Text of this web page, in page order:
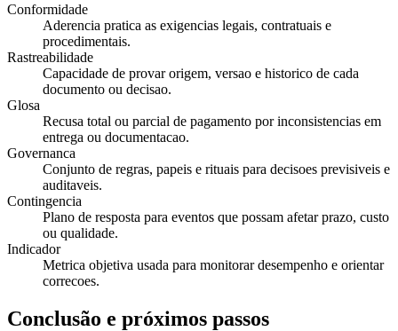
Conformidade
Aderencia pratica as exigencias legais, contratuais e
procedimentais.
Rastreabilidade
Capacidade de provar origem, versao e historico de cada
documento ou decisao.
Glosa
Recusa total ou parcial de pagamento por inconsistencias em
entrega ou documentacao.
Governanca
Conjunto de regras, papeis e rituais para decisoes previsiveis e
auditaveis.
Contingencia
Plano de resposta para eventos que possam afetar prazo, custo
ou qualidade.
Indicador
Metrica objetiva usada para monitorar desempenho e orientar
correcoes.
Conclusão e próximos passos